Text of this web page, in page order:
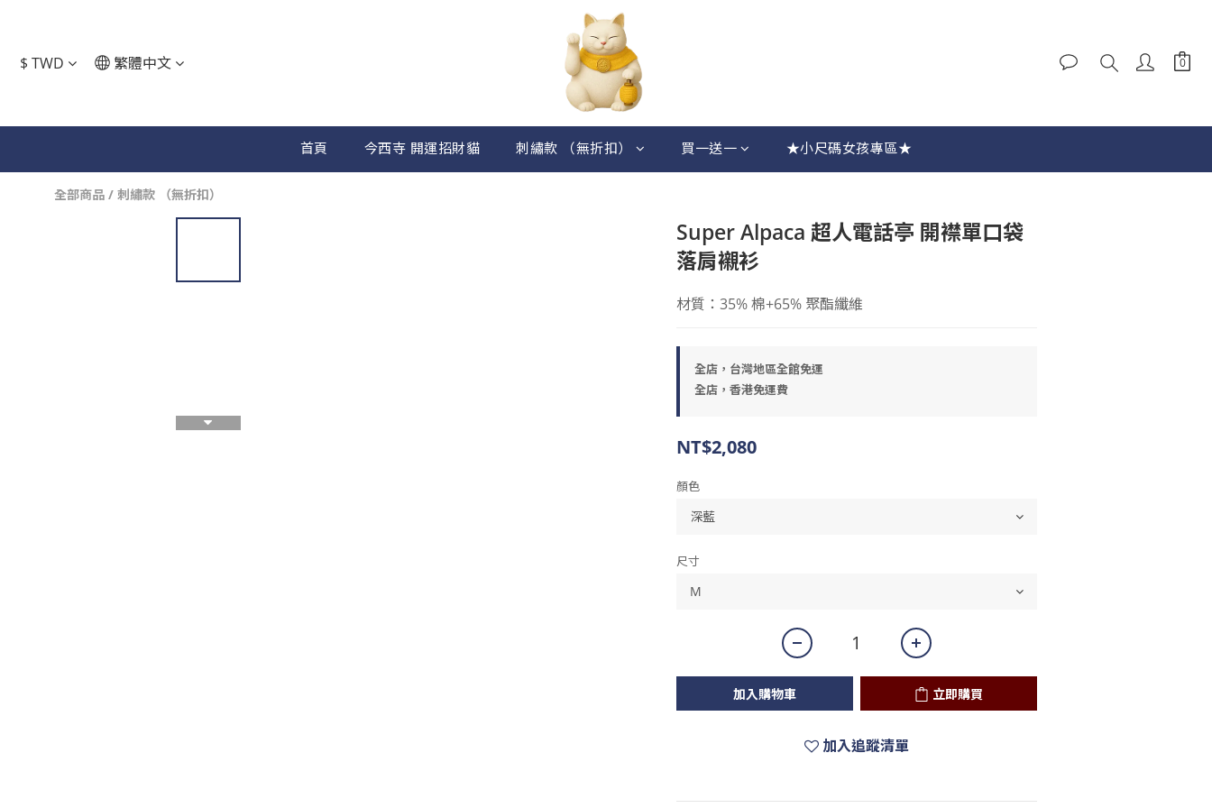
$ TWD 繁體中文
首頁 今西寺 開運招財貓 刺繡款 （無折扣） 買一送一 ★小尺碼女孩專區★
全部商品 / 刺繡款 （無折扣）
Super Alpaca 超人電話亭 開襟單口袋
落肩襯衫
材質：35% 棉+65% 聚酯纖維
全店，台灣地區全館免運
全店，香港免運費
NT$2,080
顏色
尺寸
加入購物車 立即購買
加入追蹤清單